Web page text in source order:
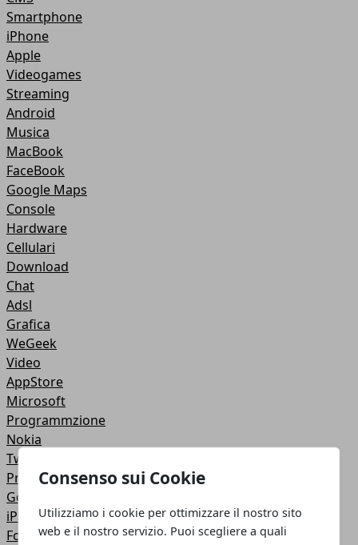
Consenso sui Cookie
Utilizziamo i cookie per ottimizzare il nostro sito
web e il nostro servizio. Puoi scegliere a quali
Smartphone
iPhone
Apple
Videogames
Streaming
Android
Musica
MacBook
FaceBook
Google Maps
Console
Hardware
Cellulari
Download
Chat
Adsl
Grafica
WeGeek
Video
AppStore
Microsoft
Programmzione
Nokia
Twitter
Privacy
Google +
iPad
Fotoritocco